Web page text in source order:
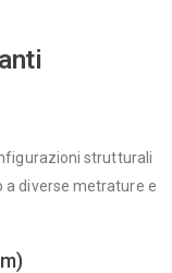
strutturali
a diverse metrature e